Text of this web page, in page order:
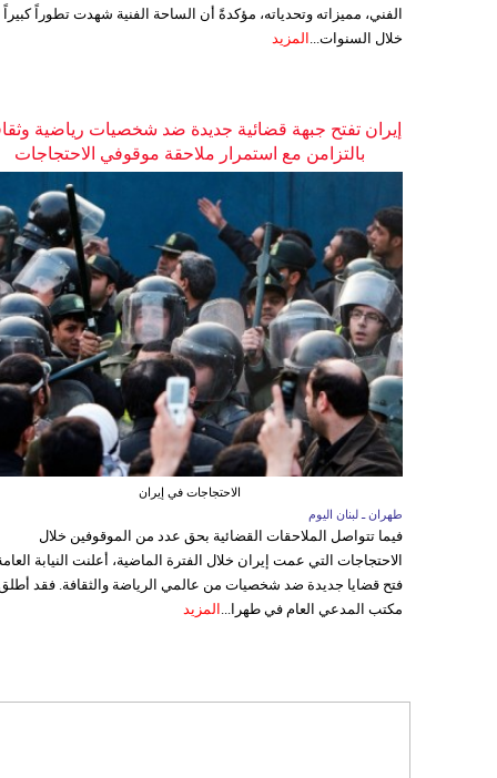
الفني، مميزاته وتحدياته، مؤكدةً أن الساحة الفنية شهدت تطوراً كبيراً
خلال السنوات... المزيد
إيران تفتح جبهة قضائية جديدة ضد شخصيات رياضية
بالتزامن مع استمرار ملاحقة موقوفي الاحتجاجات
الاحتجاجات في إيران
طهران ـ لبنان اليوم
فيما تتواصل الملاحقات القضائية بحق عدد من الموقوفين خلال
الاحتجاجات التي عمت إيران خلال الفترة الماضية، أعلنت النيابة
فتح قضايا جديدة ضد شخصيات من عالمي الرياضة والثقافة. فقد
مكتب المدعي العام في طهرا... المزيد